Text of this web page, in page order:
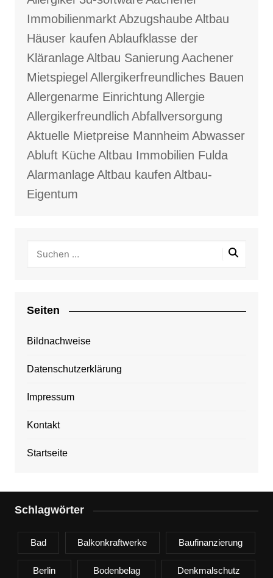
ImmobilienmarktAbzugshaubeAltbau
Häuser kaufen Ablaufklasse der
KläranlageAltbau Sanierung Aachener
Mietspiegel Allergikerfreundliches Bauen
Allergenarme Einrichtung Allergie
Allergikerfreundlich Abfallversorgung
Aktuelle Mietpreise Mannheim Abwasser
Abluft KücheAltbau Immobilien Fulda
AlarmanlageAltbau kaufen Altbau-
Eigentum
Seiten
Bildnachweise
Datenschutzerklärung
Impressum
Kontakt
Startseite
Schlagwörter
Bad Balkonkraftwerke Baufinanzierung
Berlin Bodenbelag Denkmalschutz